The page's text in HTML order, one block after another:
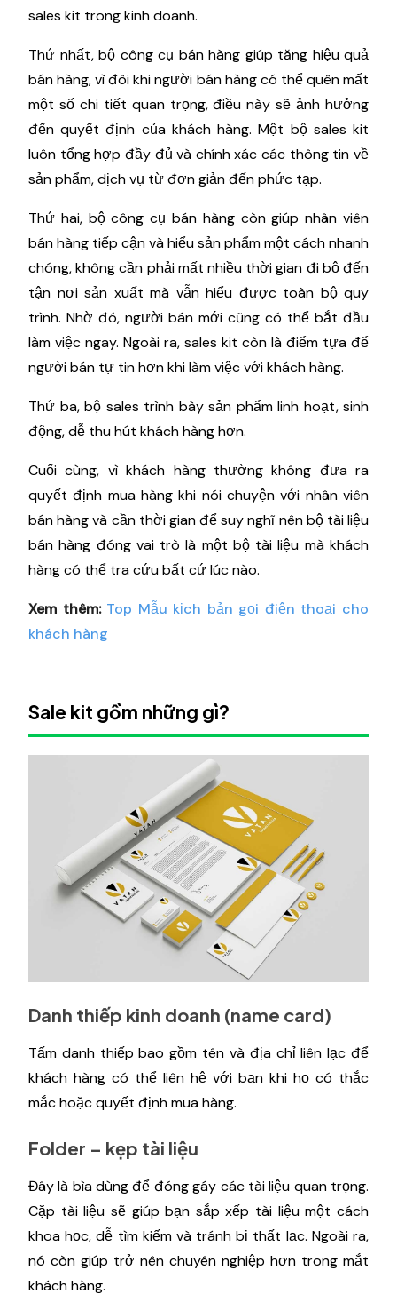
sales kit trong kinh doanh.
Thứ nhất, bộ công cụ bán hàng giúp tăng hiệu quả
bán hàng, vì đôi khi người bán hàng có thể quên mất
một số chi tiết quan trọng, điều này sẽ ảnh hưởng
đến quyết định của khách hàng. Một bộ sales kit
luôn tổng hợp đầy đủ và chính xác các thông tin về
sản phẩm, dịch vụ từ đơn giản đến phức tạp.
Thứ hai, bộ công cụ bán hàng còn giúp nhân viên
bán hàng tiếp cận và hiểu sản phẩm một cách nhanh
chóng, không cần phải mất nhiều thời gian đi bộ đến
tận nơi sản xuất mà vẫn hiểu được toàn bộ quy
trình. Nhờ đó, người bán mới cũng có thể bắt đầu
làm việc ngay. Ngoài ra, sales kit còn là điểm tựa để
người bán tự tin hơn khi làm việc với khách hàng.
Thứ ba, bộ sales trình bày sản phẩm linh hoạt, sinh
động, dễ thu hút khách hàng hơn.
Cuối cùng, vì khách hàng thường không đưa ra
quyết định mua hàng khi nói chuyện với nhân viên
bán hàng và cần thời gian để suy nghĩ nên bộ tài liệu
bán hàng đóng vai trò là một bộ tài liệu mà khách
hàng có thể tra cứu bất cứ lúc nào.
Xem thêm: Top Mẫu kịch bản gọi điện thoại cho
khách hàng
Sale kit gồm những gì?
Danh thiếp kinh doanh (name card)
Tấm danh thiếp bao gồm tên và địa chỉ liên lạc để
khách hàng có thể liên hệ với bạn khi họ có thắc
mắc hoặc quyết định mua hàng.
Folder – kẹp tài liệu
Đây là bìa dùng để đóng gáy các tài liệu quan trọng.
Cặp tài liệu sẽ giúp bạn sắp xếp tài liệu một cách
khoa học, dễ tìm kiếm và tránh bị thất lạc. Ngoài ra,
nó còn giúp trở nên chuyên nghiệp hơn trong mắt
khách hàng.